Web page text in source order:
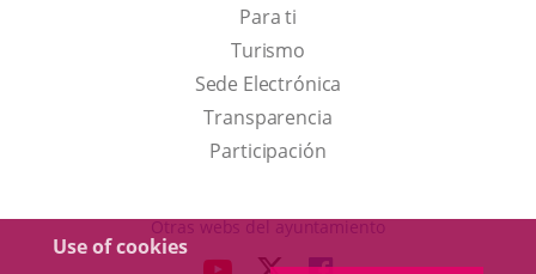
Use of cookies
Para ti
TurismoThis
link
will
open
a
Sede Electrónica
Transparencia
Participación
Otras webs del ayuntamiento
LINK LINKLINK